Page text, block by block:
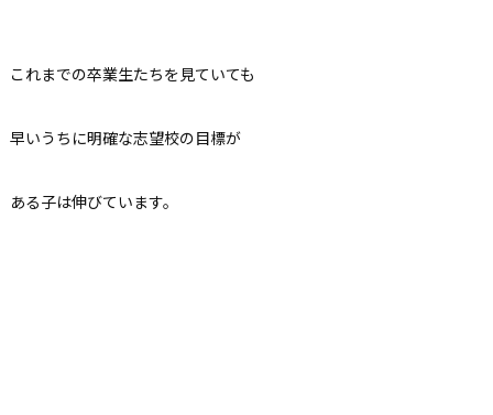
これまでの卒業生たちを見ていても
早いうちに明確な志望校の目標が
ある子は伸びています。